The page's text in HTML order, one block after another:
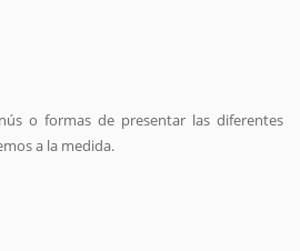
o formas de presentar las diferentes
a la medida.